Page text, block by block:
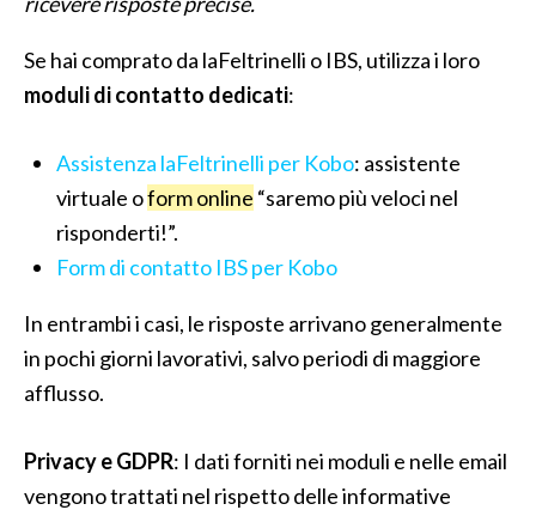
Se hai comprato da laFeltrinelli o IBS, utilizza i loro
moduli di contatto dedicati:
Assistenza laFeltrinelli per Kobo: assistente
virtuale oform online “saremo più veloci nel
risponderti!”.
Form di contatto IBS per Kobo
In entrambi i casi, le risposte arrivano generalmente
in pochi giorni lavorativi, salvo periodi di maggiore
afflusso.
Privacy e GDPR: I dati forniti nei moduli e nelle email
vengono trattati nel rispetto delle informative